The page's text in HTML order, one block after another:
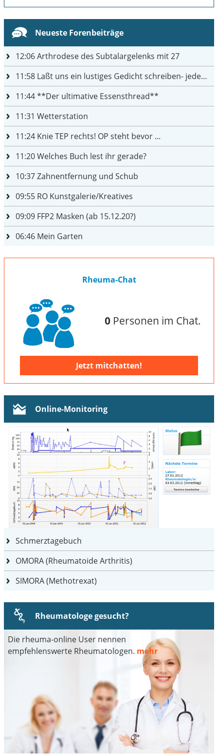
Neueste Forenbeiträge
12:06Arthrodese des Subtalargelenks mit 27
11:58 Laßt uns ein lustiges Gedicht schreiben- jeder einen Satz
11:44**Der ultimative Essensthread**
11:31 Wetterstation
11:24 Knie TEP rechts! OP steht bevor ...
11:20Welches Buch lest ihr gerade?
10:37Zahnentfernung und Schub
09:55 RO Kunstgalerie/Kreatives
09:09 FFP2 Masken (ab 15.12.20?)
06:46 Mein Garten
Rheuma-Chat
0Personen im Chat.
Jetzt mitchatten!
Online-Monitoring
Schmerztagebuch
OMORA (Rheumatoide Arthritis)
SIMORA (Methotrexat)
Rheumatologe gesucht?
Die rheuma-online User nennen
empfehlenswerte Rheumatologen. mehr